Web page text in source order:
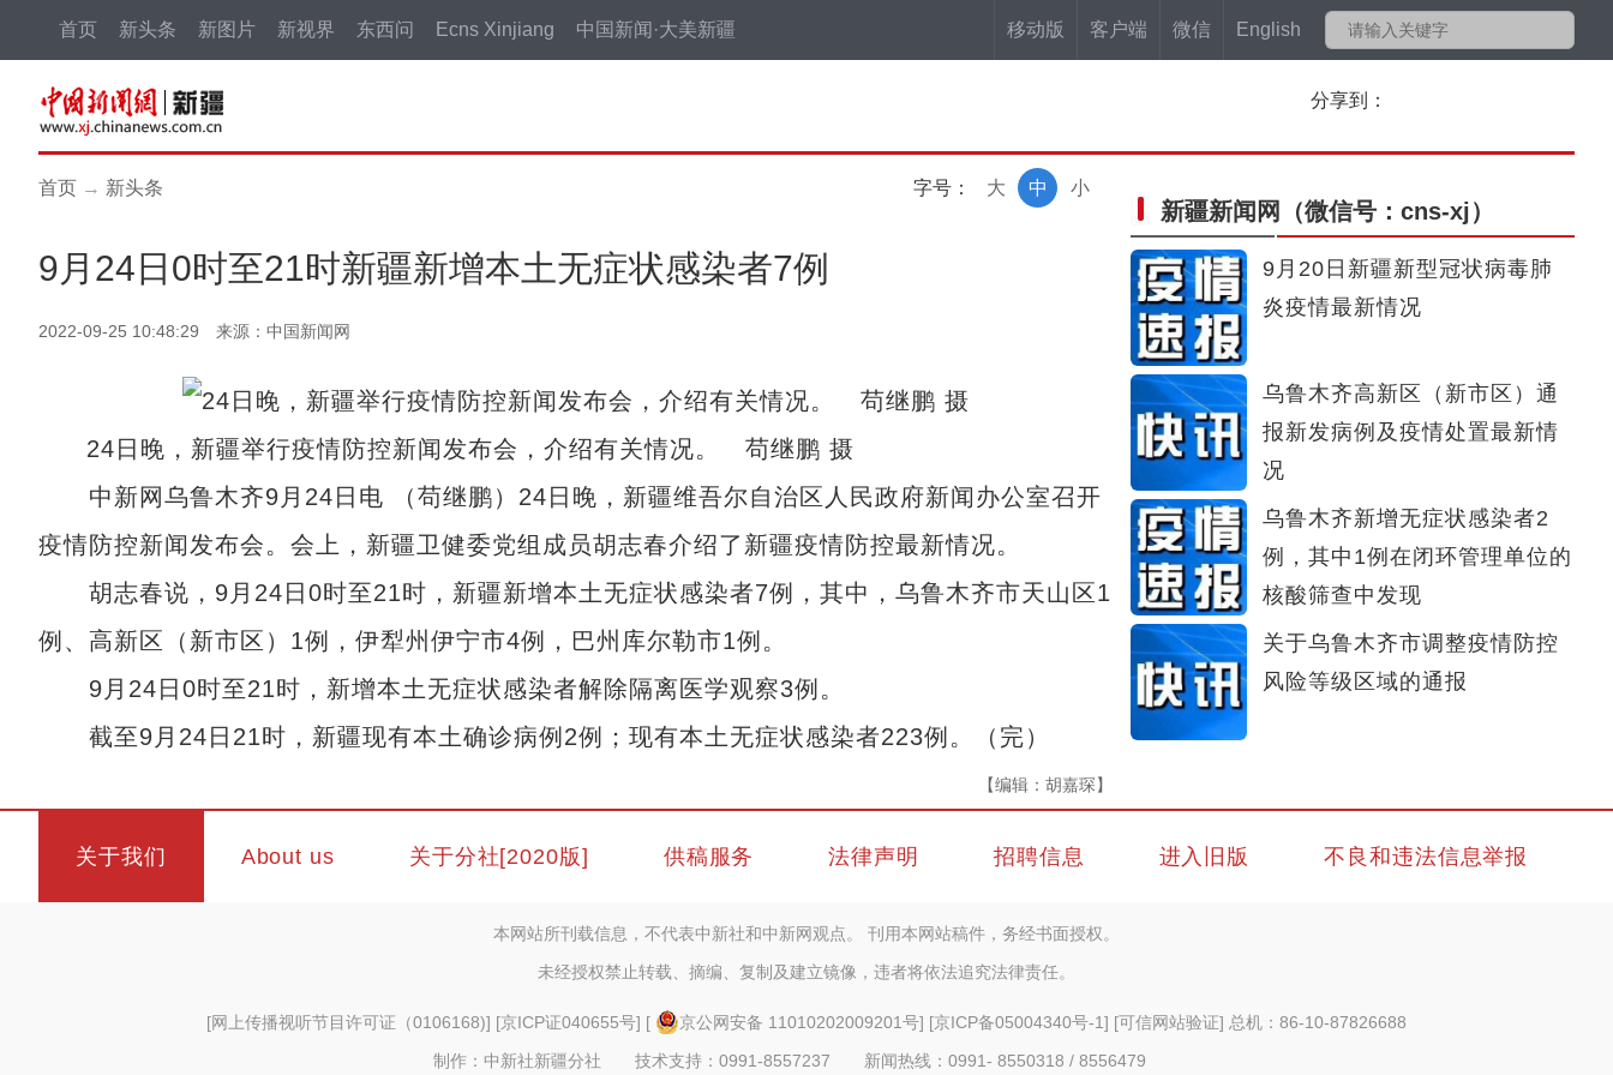
移动版 客户端 微信 English
首页 新头条 新图片 新视界 东西问 Ecns Xinjiang 中国新闻·大美新疆
分享到：
首页 → 新头条 字号： 小
中
大
9月24日0时至21时新疆新增本土无症状感染者7例
2022-09-25 10:48:29 来源：中国新闻网
24日晚，新疆举行疫情防控新闻发布会，介绍有关情况。 苟继鹏 摄
中新网乌鲁木齐9月24日电 （苟继鹏）24日晚，新疆维吾尔自治区人民政府新闻办公室召开
疫情防控新闻发布会。会上，新疆卫健委党组成员胡志春介绍了新疆疫情防控最新情况。
胡志春说，9月24日0时至21时，新疆新增本土无症状感染者7例，其中，乌鲁木齐市天山区1
例、高新区（新市区）1例，伊犁州伊宁市4例，巴州库尔勒市1例。
9月24日0时至21时，新增本土无症状感染者解除隔离医学观察3例。
截至9月24日21时，新疆现有本土确诊病例2例；现有本土无症状感染者223例。（完）
【编辑：胡嘉琛】
新疆新闻网 （微信号：cns-xj）
9月20日新疆新型冠状病毒肺
炎疫情最新情况
乌鲁木齐高新区（新市区）通
报新发病例及疫情处置最新情
况
乌鲁木齐新增无症状感染者2
例，其中1例在闭环管理单位的
核酸筛查中发现
关于乌鲁木齐市调整疫情防控
风险等级区域的通报
关于我们 About us 关于分社[2020版] 供稿服务 法律声明 招聘信息 进入旧版 不良和违法信息举报
本网站所刊载信息，不代表中新社和中新网观点。 刊用本网站稿件，务经书面授权。
未经授权禁止转载、摘编、复制及建立镜像，违者将依法追究法律责任。
[网上传播视听节目许可证（0106168)] [京ICP证040655号] [ 京公网安备 11010202009201号] [京ICP备05004340号-1] [可信网站验证] 总机：86-10-87826688
制作：中新社新疆分社 技术支持：0991-8557237 新闻热线：0991- 8550318 / 8556479